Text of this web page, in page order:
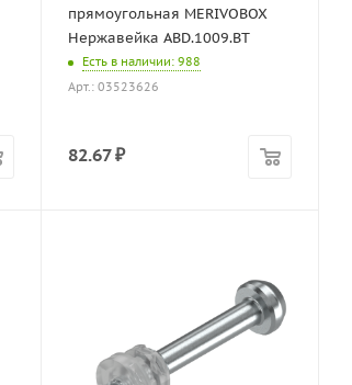
прямоугольная MERIVOBOX
Нержавейка ABD.1009.BT
Есть в наличии: 988
Арт.: 03523626
82.67₽